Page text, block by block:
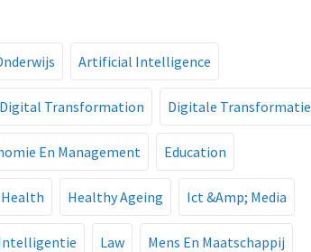
Artificial Intelligence
Digital Transformation Digitale Transformatie
En Management Education
Health Healthy Ageing Ict &Amp; Media
Law Mens En Maatschappij